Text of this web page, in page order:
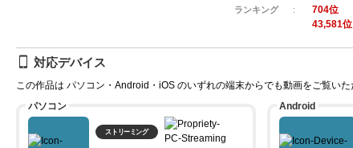
ランキング 704
43,581
対応デバイス
この作品は パソコン・Android・iOS のいずれの端末からでも動画をご覧いた
パソコン
ストリーミング
Android